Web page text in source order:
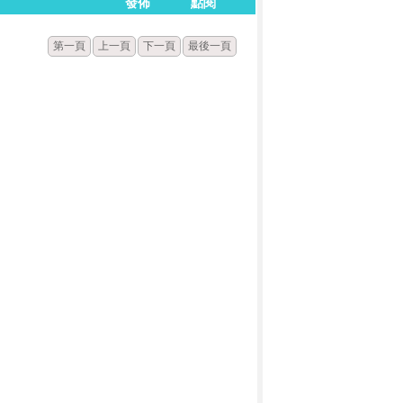
第一頁 上一頁 下一頁 最後一頁